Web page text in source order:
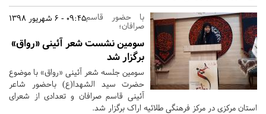
09:45 - 6 شهریور 1398با حضور قاسم
صرافان؛
سومین نشست شعر آئینی «رواق»
برگزار شد
سومین جلسه شعر آئینی «رواق» با موضوع
حضرت سید الشهدا(ع) باحضور شاعر
آئینی قاسم صرافان و تعدادی از شعرای
استان مرکزی در مرکز فرهنگی طلائیه اراک برگزار شد.